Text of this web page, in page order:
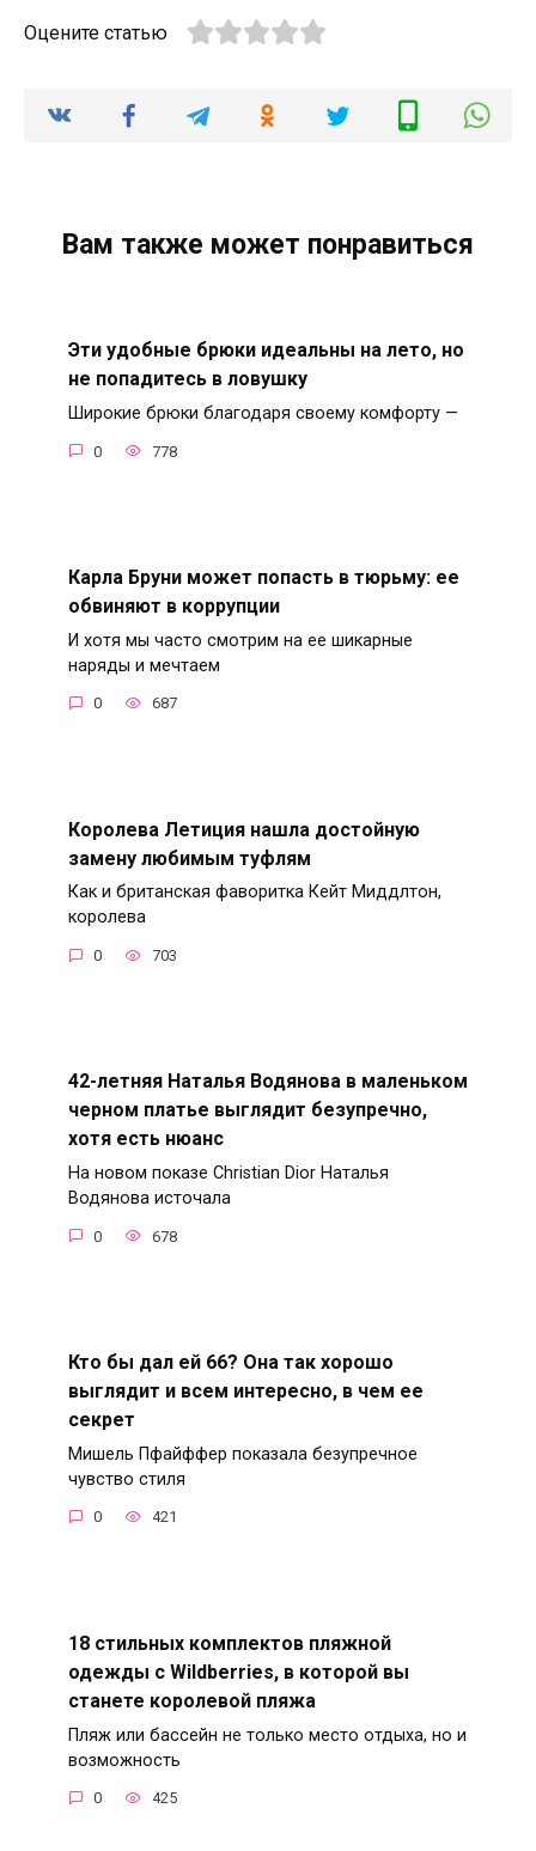
Оцените статью
Вам также может понравиться
Эти удобные брюки идеальны на лето, но
не попадитесь в ловушку
Широкие брюки благодаря своему комфорту —
0 778
Карла Бруни может попасть в тюрьму: ее
обвиняют в коррупции
И хотя мы часто смотрим на ее шикарные
наряды и мечтаем
0 687
Королева Летиция нашла достойную
замену любимым туфлям
Как и британская фаворитка Кейт Миддлтон,
королева
0 703
42-летняя Наталья Водянова в маленьком
черном платье выглядит безупречно,
хотя есть нюанс
На новом показе Christian Dior Наталья
Водянова источала
0 678
Кто бы дал ей 66? Она так хорошо
выглядит и всем интересно, в чем ее
секрет
Мишель Пфайффер показала безупречное
чувство стиля
0 421
18 стильных комплектов пляжной
одежды с Wildberries, в которой вы
станете королевой пляжа
Пляж или бассейн не только место отдыха, но и
возможность
0 425